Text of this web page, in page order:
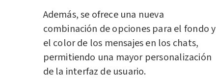
Además, se ofrece una nueva
combinación de opciones para el fondo y
el color de los mensajes en los chats,
permitiendo una mayor personalización
de la interfaz de usuario.